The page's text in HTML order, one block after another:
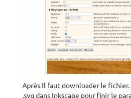
Après Il faut downloader le
.svg dans Inkscape pour finir le